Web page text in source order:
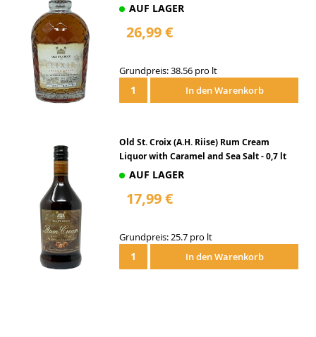
AUF LAGER
26,99 €
Grundpreis: 38.56 pro lt
In den Warenkorb
Old St. Croix (A.H. Riise) Rum Cream
Liquor with Caramel and Sea Salt - 0,7 lt
AUF LAGER
17,99 €
Grundpreis: 25.7 pro lt
In den Warenkorb